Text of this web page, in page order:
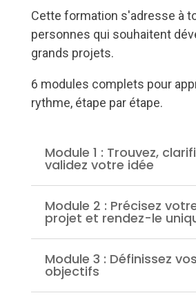
Cette formation s'adresse à
personnes qui souhaitent
grands projets.
6 modules complets pour
rythme, étape par étape.
Module 1 : Trouvez,
validez votre idée
Module 2 : Précisez
projet et rendez-le
Module 3 : Définissez vos
objectifs